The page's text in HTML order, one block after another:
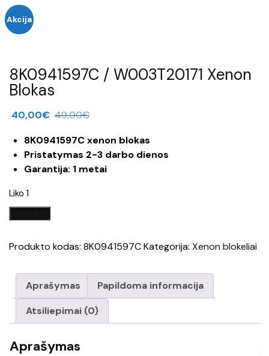
Akcija
8K0941597C / W003T20171 Xenon
Blokas
40,00€ 49,00€
8K0941597C xenon blokas
Pristatymas 2-3 darbo dienos
Garantija: 1 metai
Liko 1
8K0941597C
W003T20171
Xenon
Blokas
Produkto kodas: 8K0941597CKategorija: Xenon blokeliai
Aprašymas
Papildoma informacija
Atsiliepimai (0)
Aprašymas